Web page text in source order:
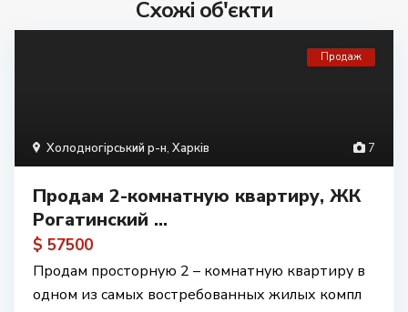
Схожі об'єкти
7
Холодногірський р-н, Харків
Продаж
Продам 2-комнатную квартиру, ЖК
Рогатинский ...
$ 57500
Продам просторную 2 – комнатную квартиру в
одном из самых востребованных жилых компл